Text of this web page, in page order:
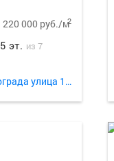
220 000 руб./м2
5 эт. из 7
Железнодорожный, Бограда улица 103